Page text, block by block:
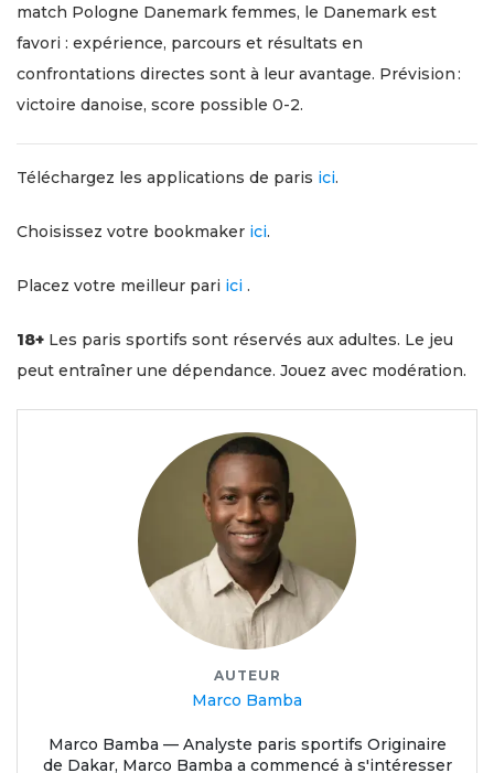
match Pologne Danemark femmes, le Danemark est
favori : expérience, parcours et résultats en
confrontations directes sont à leur avantage. Prévision :
victoire danoise, score possible 0-2.
Téléchargez les applications de paris ici.
Choisissez votre bookmaker ici.
Placez votre meilleur pari iсi .
18+ Les paris sportifs sont réservés aux adultes. Le jeu
peut entraîner une dépendance. Jouez avec modération.
AUTEUR
Marco Bamba
Marco Bamba — Analyste paris sportifs Originaire
de Dakar, Marco Bamba a commencé à s'intéresser